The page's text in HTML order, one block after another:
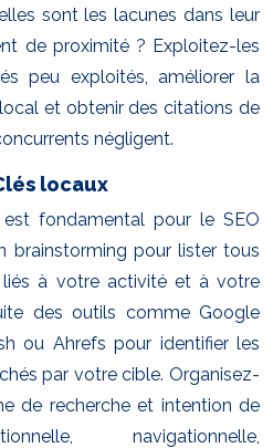
sont les lacunes dans leur
de proximité ? Exploitez-les
peu exploités, améliorer la
et obtenir des citations de
négligent.
locaux
fondamental pour le SEO
brainstorming pour lister tous
à votre activité et à votre
des outils comme Google
ou Ahrefs pour identifier les
par votre cible. Organisez-
de recherche et intention de
navigationnelle,